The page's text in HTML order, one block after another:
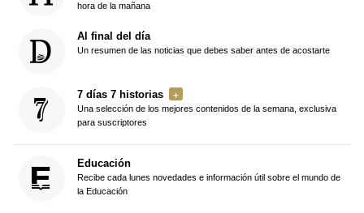
hora de la mañana
Al final del día
Un resumen de las noticias que debes saber antes de acostarte
7 días 7 historias
Una selección de los mejores contenidos de la semana, exclusiva
para suscriptores
Educación
Recibe cada lunes novedades e información útil sobre el mundo de
la Educación